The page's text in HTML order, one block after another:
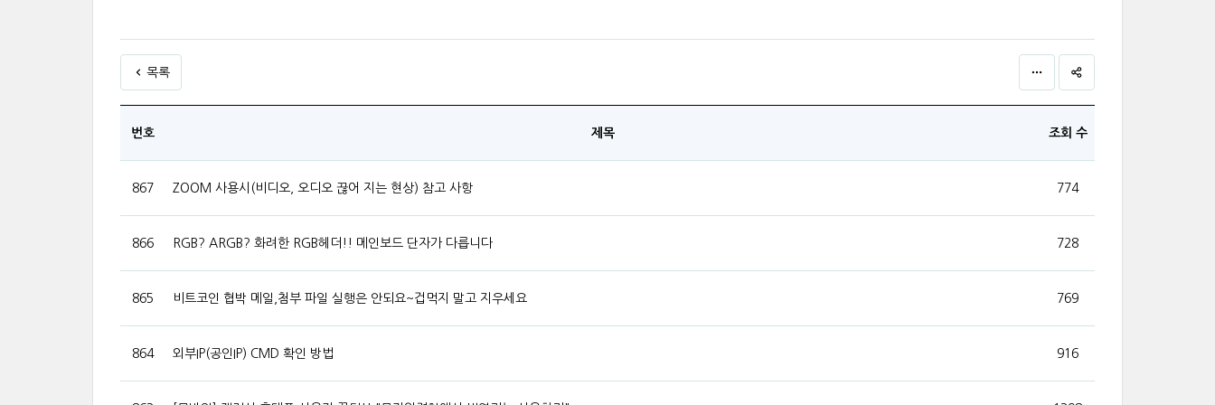
목록
번호 제목 조회 수
867 ZOOM 사용시(비디오, 오디오 끊어 지는 현상) 참고 사항 774
866 RGB? ARGB? 화려한 RGB헤더!! 메인보드 단자가 다릅니다 728
865 비트코인 협박 메일,첨부 파일 실행은 안되요~겁먹지 말고 지우세요 769
864 외부IP(공인IP) CMD 확인 방법 916